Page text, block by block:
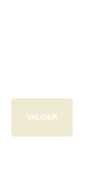
VALIDER